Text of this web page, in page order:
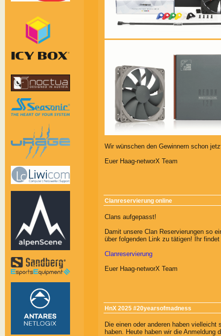
Wir wünschen den Gewinnern schon
Euer Haag-networX Team
Clanreservierung online
Clans aufgepasst!
Damit unsere Clan Reservierungen so
über folgenden Link zu tätigen! Ihr
Clanreservierung
Euer Haag-networX Team
HnX 2025 #20yearsofmadness
Die einen oder anderen haben
haben. Heute haben wir die Anmeldung